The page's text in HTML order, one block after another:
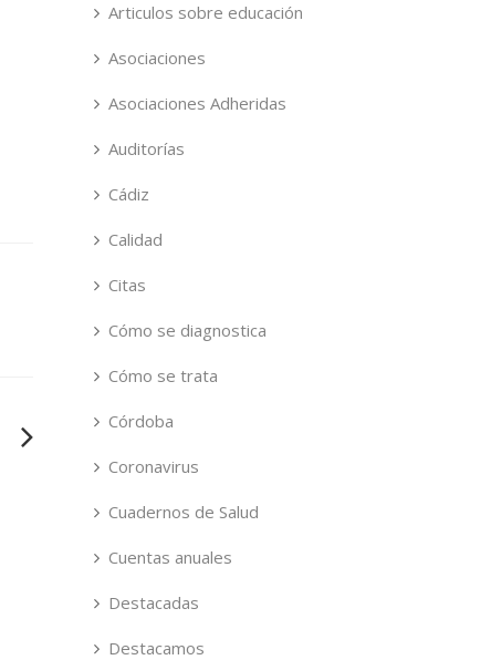
Articulos sobre educación
Asociaciones
Asociaciones Adheridas
Auditorías
Cádiz
Calidad
Citas
Cómo se diagnostica
Cómo se trata
Córdoba
Coronavirus
Cuadernos de Salud
Cuentas anuales
Destacadas
Destacamos